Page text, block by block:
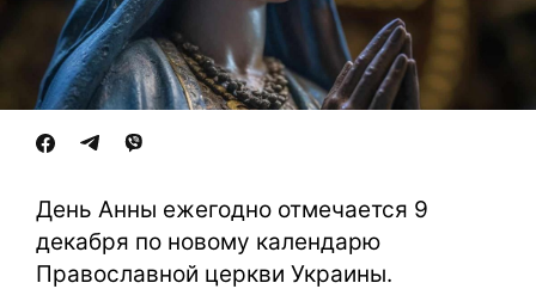
День Анны ежегодно отмечается 9
декабря по новому календарю
Православной церкви Украины.